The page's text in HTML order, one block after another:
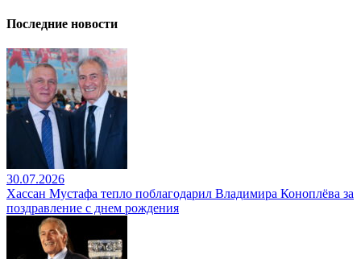
Последние новости
30.07.2026
Хассан Мустафа тепло поблагодарил Владимира Коноплёва за
поздравление с днем рождения